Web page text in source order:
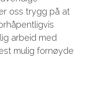
oss trygg på at
arbeid med
mulig fornøyde